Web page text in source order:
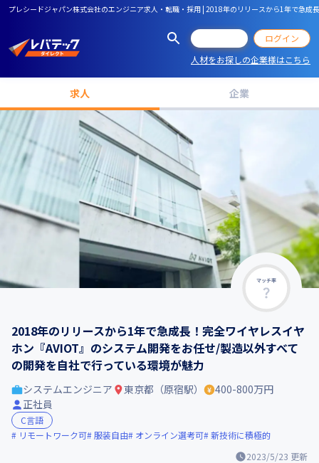
プレシードジャパン株式会社のエンジニア求人・転職・採用 | 2018年のリリースから1年で急
ログイン
人材をお探しの企業様はこちら
求人 企業
マッチ率
2018年のリリースから1年で急成長！完全ワイヤレスイヤ
ホン『AVIOT』のシステム開発をお任せ/製造以外すべて
の開発を自社で行っている環境が魅力
2023/5/23 更新
システムエンジニア 東京都（原宿駅）
400-800万円
正社員
C言語
リモートワーク可 服装自由 オンライン選考可 新技術に積極的